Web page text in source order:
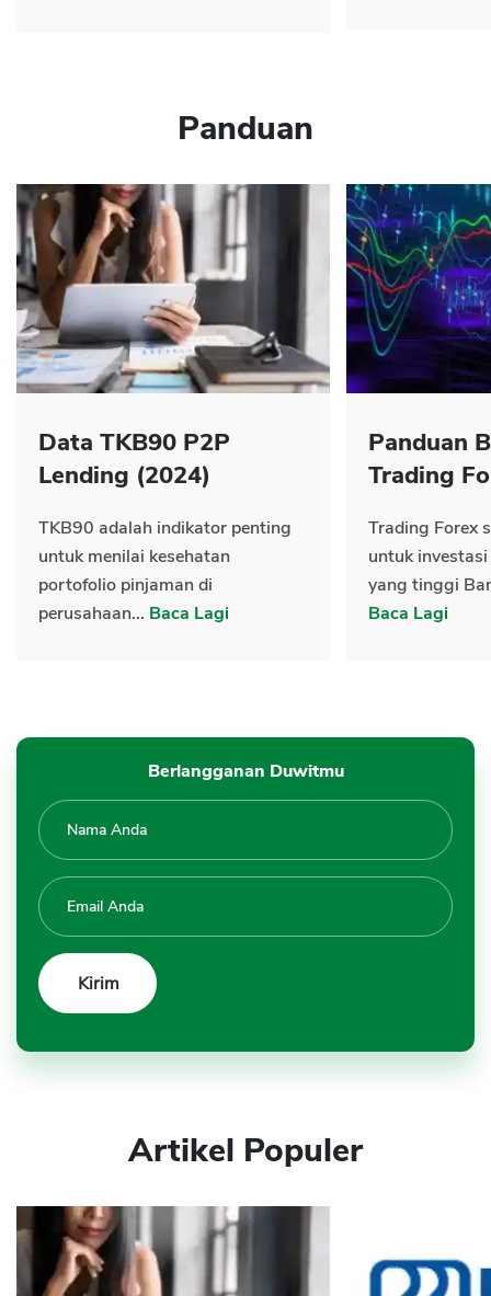
Panduan
Data TKB90 P2P
Lending (2024)
TKB90 adalah indikator penting
untuk menilai kesehatan
portofolio pinjaman di
perusahaan... Baca Lagi
Panduan
Trading
Trading Forex
untuk
yang tinggi
Baca Lagi
Berlangganan Duwitmu
Artikel Populer